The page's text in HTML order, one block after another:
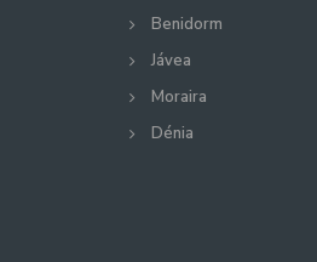
Benidorm
Jávea
Moraira
Dénia